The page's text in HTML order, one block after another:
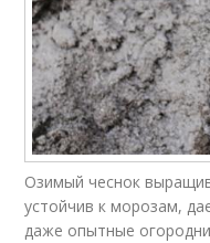
Озимый чеснок
устойчив к морозам,
даже опытные